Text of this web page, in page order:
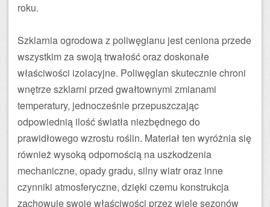
roku.
Szklarnia ogrodowa z poliwęglanu jest ceniona przede
wszystkim za swoją trwałość oraz doskonałe
właściwości izolacyjne. Poliwęglan skutecznie chroni
wnętrze szklarni przed gwałtownymi zmianami
temperatury, jednocześnie przepuszczając
odpowiednią ilość światła niezbędnego do
prawidłowego wzrostu roślin. Materiał ten wyróżnia się
również wysoką odpornością na uszkodzenia
mechaniczne, opady gradu, silny wiatr oraz inne
czynniki atmosferyczne, dzięki czemu konstrukcja
zachowuje swoje właściwości przez wiele sezonów